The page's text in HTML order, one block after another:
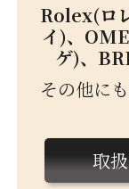
Rolex(ロ
イ)、
ゲ)、
その他に
取